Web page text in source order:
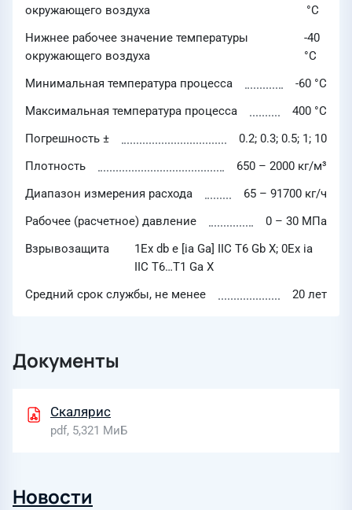
окружающего воздуха
°C
Нижнее рабочее значение температуры
окружающего воздуха
-40
°C
Минимальная температура процесса
-60 °C
Максимальная температура процесса
400 °C
Погрешность ±
0.2; 0.3; 0.5; 1; 10
Плотность
650 – 2000 кг/м³
Диапазон измерения расхода
65 – 91700 кг/ч
Рабочее (расчетное) давление
0 – 30 МПа
Взрывозащита
1Ex db e [ia Ga] IIC T6 Gb X; 0Ex ia
IIC T6…T1 Ga X
Средний срок службы, не менее
20 лет
Документы
Скалярис
pdf, 5,321 МиБ
Новости